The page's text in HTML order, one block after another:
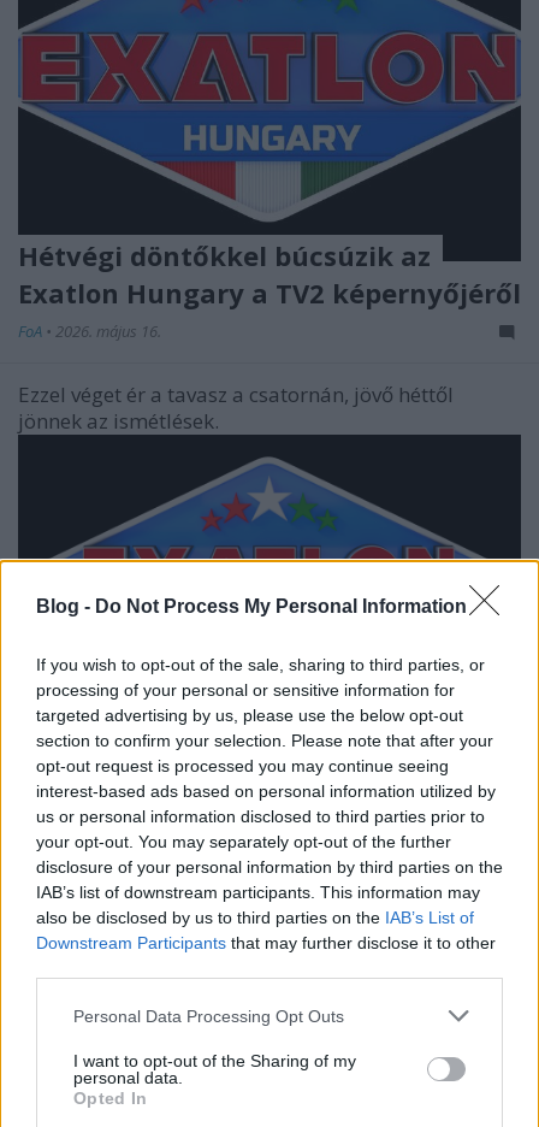
Blog - Do Not Process My Personal Information
If you wish to opt-out of the sale, sharing to third parties, or
processing of your personal or sensitive information for
targeted advertising by us, please use the below opt-out
section to confirm your selection. Please note that after your
opt-out request is processed you may continue seeing
interest-based ads based on personal information utilized by
us or personal information disclosed to third parties prior to
your opt-out. You may separately opt-out of the further
disclosure of your personal information by third parties on the
IAB’s list of downstream participants. This information may
also be disclosed by us to third parties on the IAB’s List of
Downstream Participants that may further disclose it to other
Please note that this website/app uses one or more Google
not limited to your visit or usage behaviour. You may click to
grant or deny consent to Google and its third-party tags to
use your data for below specified purposes in below Google
Personal Data Processing Opt Outs
I want to opt-out of the Sharing of my
personal data.
Opted In
Hétvégi döntőkkel búcsúzik az
Exatlon Hungary a TV2 képernyőjéről
FoA • 2026. május 16.
Ezzel véget ér a tavasz a csatornán, jövő héttől
jönnek az ismétlések.